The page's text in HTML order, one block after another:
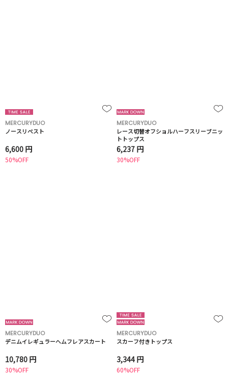
MERCURYDUO
ノースリベスト
6,600 円
50%OFF
MERCURYDUO
レース切替オフショルハーフスリーブニッ
トトップス
6,237 円
30%OFF
MERCURYDUO
デニムイレギュラーヘムフレアスカート
10,780 円
30%OFF
MERCURYDUO
スカーフ付きトップス
3,344 円
60%OFF